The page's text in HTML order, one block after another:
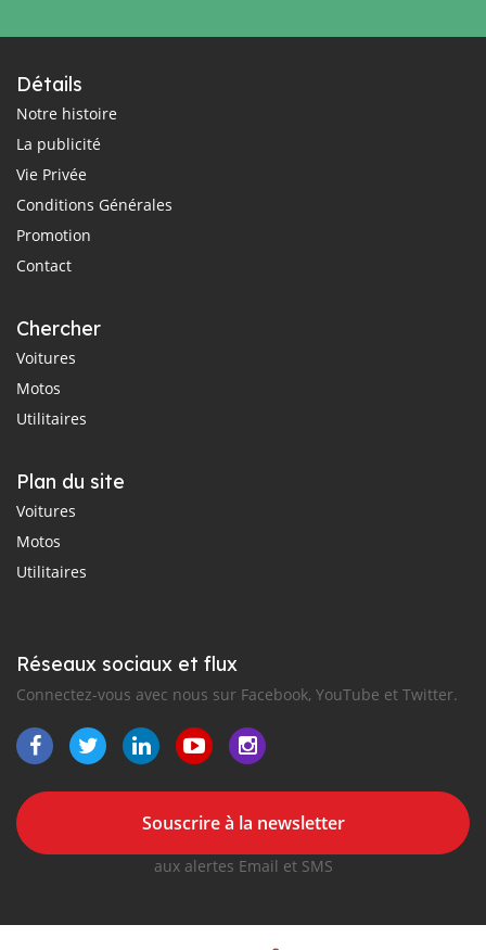
Détails
Notre histoire
La publicité
Vie Privée
Conditions Générales
Promotion
Contact
Chercher
Voitures
Motos
Utilitaires
Plan du site
Voitures
Motos
Utilitaires
Réseaux sociaux et flux
Connectez-vous avec nous sur Facebook, YouTube et Twitter.
Souscrire à la newsletter
aux alertes Email et SMS